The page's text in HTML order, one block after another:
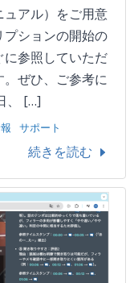
アル）をご用意
プションの開始の
に参照していただ
ぜひ、ご参考に
、 […]
サポート
続きを読む